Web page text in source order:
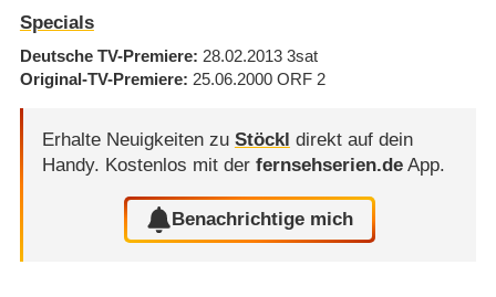
Specials
Deutsche TV-Premiere 28.02.2013 3sat
Original-TV-Premiere 25.06.2000 ORF 2
Erhalte Neuigkeiten zu Stöckl direkt auf dein
Handy. Kostenlos mit der fernsehserien.deApp.
Benachrichtige mich